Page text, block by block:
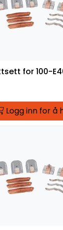
for 100-
Logg inn for å